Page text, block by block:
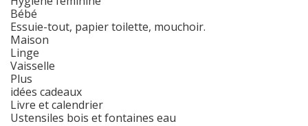
Bébé
Essuie-tout, papier toilette, mouchoir.
Maison
Linge
Vaisselle
Plus
idées cadeaux
Livre et calendrier
Ustensiles bois et fontaines eau